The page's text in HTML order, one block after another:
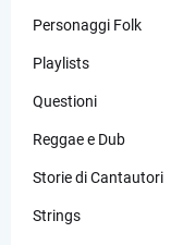
Personaggi Folk
Playlists
Questioni
Reggae e Dub
Storie di Cantautori
Strings